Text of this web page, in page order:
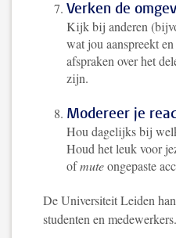
Verken de
Kijk bij anderen
wat jou aanspreekt
afspraken over het
zijn.
Modereer je
Hou dagelijks bij
Houd het leuk voor
ofmuteongepaste
De Universiteit Leiden
studenten en medewerkers.